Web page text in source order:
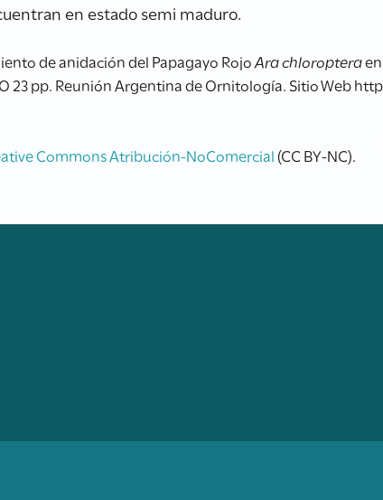
en estado semi maduro.
de anidación del Papagayo RojoAra chloroptera
23 pp. Reunión Argentina de Ornitología. Sitio Web
Commons Atribución-NoComercial(CC BY-NC).